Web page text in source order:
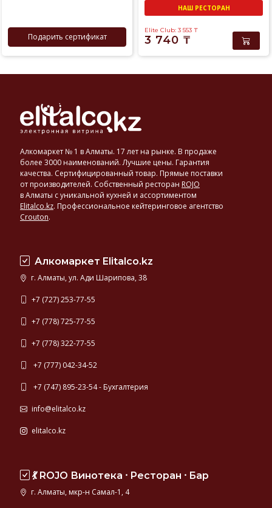
Подарить сертификат
НАШ РЕСТОРАН
Elite Club: 3 553 ₸
3 740 ₸
Алкомаркет № 1 в Алматы. 17 лет на рынке. В продаже
более 3000 наименований. Лучшие цены. Гарантия
качества. Сертифицированный товар. Прямые поставки
от производителей. Собственный ресторан ROJO
в Алматы с уникальной кухней и ассортиментом
Elitalco.kz. Профессиональное кейтеринговое агентство
Crouton.
Алкомаркет Elitalco.kz
г. Алматы, ул. Ади Шарипова, 38
+7 (727) 253-77-55
+7 (778) 725-77-55
+7 (778) 322-77-55
+7 (777) 042-34-52
+7 (747) 895-23-54 - Бухгалтерия
info@elitalco.kz
elitalco.kz
💃 ROJO Винотека ⸱ Ресторан ⸱ Бар
г. Алматы, мкр-н Самал-1, 4